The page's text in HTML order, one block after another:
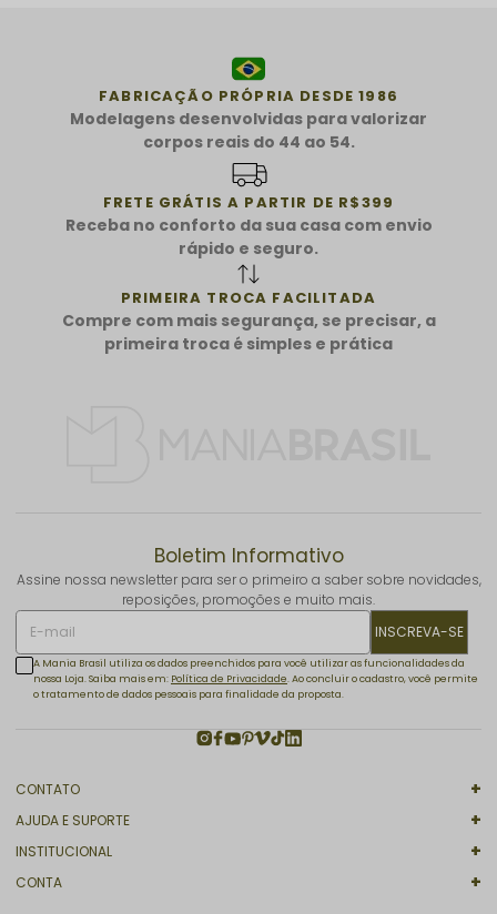
FABRICAÇÃO PRÓPRIA DESDE 1986
Modelagens desenvolvidas para valorizar
corpos reais do 44 ao 54.
FRETE GRÁTIS A PARTIR DE R$399
Receba no conforto da sua casa com envio
rápido e seguro.
PRIMEIRA TROCA FACILITADA
Compre com mais segurança, se precisar, a
primeira troca é simples e prática
CONTATO
AJUDA E SUPORTE
INSTITUCIONAL
CONTA
Boletim Informativo
Assine nossa newsletter para ser o primeiro a saber sobre novidades,
reposições, promoções e muito mais.
INSCREVA-SE
A Mania Brasil utiliza os dados preenchidos para você utilizar as funcionalidades da
nossa Loja. Saiba mais em: Política de Privacidade. Ao concluir o cadastro, você permite
o tratamento de dados pessoais para finalidade da proposta.